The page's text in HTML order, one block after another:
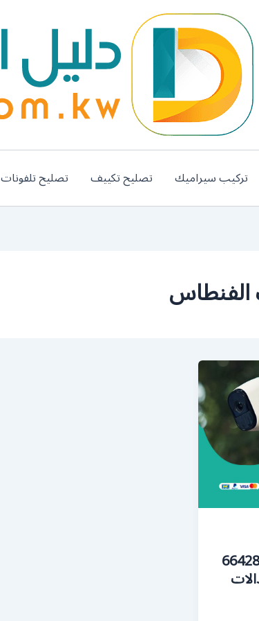
تركيب سيراميك تصليح تكييف تصليح تلفونات
الفنطاس
/ 66428585